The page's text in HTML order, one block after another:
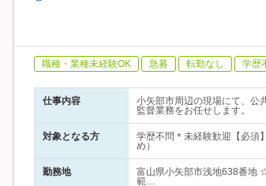
職種・業種未経験OK 急募 転勤なし 学歴
仕事内容
小矢部市周辺の現場にて、公
監督業務をお任せします。
対象となる方
学歴不問＊未経験歓迎【必須
め）
勤務地
富山県小矢部市浅地638番地
範…